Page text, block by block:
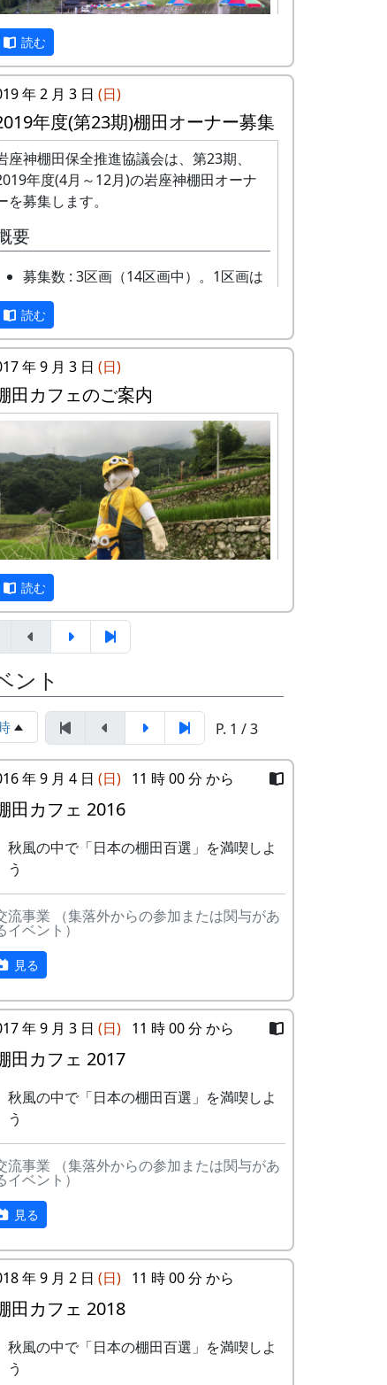
基のパラソルを設置。棚田の風景に似合
ますねえ。
黄金色に実った稲の他にも、蕎麦の華が満
開で見頃です。
客さんを案内する会長さん。
念撮影。
読む
年 2 月 3 日 (日)
年度(第23期)棚田オーナー募集
座神棚田保全推進協議会は、第23期、
年度(4月～12月)の岩座神棚田オーナ
を募集します。
要
募集数 : 3区画（14区画中）。1区画は
約100平方メートルです。
応募資格 : まじめに農業に取り組み、
自然とふれあう勇気をお持ちで、地域
になじめるかた。家族や団体でも結構
です。
年会費 : 1区画5万円です。
申込み期限 : 2019年3月15日。
選考 : 応募者が募集数を超えた場合
は、アンケート回答をもとに、当協議
会で書類選考させていただきます。
申込み方法 : 下記の申込み窓口に、電
話、FAXまたはメールでお申し込み下
さい（FAXまたはメールの場合は、郵
便番号、住所、氏名、電話番号を明記
して下さい）。 折り返し、詳しい内容
と「申し込みアンケート」をお送りい
たしますので、申し込みアンケートを
ご返送ください。
込み・お問合せの窓口
岩座神棚田保全推進協議会事務局
TEL & FAX: 9999-99-9999
携帯: 999-9999-9999
担当 : XX
成27年度棚田オーナー (2015-04-12
11:26:16)
岩座神棚田オーナーの特典
一から十までプロの指導を受け、減農
薬栽培の米づくりを体験できます。
収穫した米を全部お持ち帰りいただけ
ます。(100平方メートルの収穫収量は
玄米で約30キロです。) 清流の里、岩
座神地区のコシヒカリは特においしい
田すき、田ごしらえ、水管理、病害虫
対策(3回程度)、施肥、脱穀、乾燥、籾
すりなどは地元農家で担当します。
読む
年 9 月 3 日 (日)
田カフェのご案内
山子に守られた棚田も、今では、黄金色
色づいています。どんな景色になってい
かは、来て、見てのお楽しみ。秋風の中
「日本の棚田百選」の集落内を散策して
てください。蕎麦の花のつぼみもふくら
でいるかも、ですよ。
11:00 ～ 14:00
メニュー : 岩座神特産の「石垣茶」、
梅ジュース、リンゴジュースなどの飲
準備しています。
お買い物 : 地域特産品コーナー
主催 : 岩座神地域協議会
問い合せ : 会長 XXXX 999-9999-9999
読む
ント
P. 1 / 3
年 9 月 4 日 (日) 11 時 00 分 から
田カフェ 2016
秋風の中で「日本の棚田百選」を満喫しよ
う
流事業 （集落外からの参加または関与があ
イベント）
見る
年 9 月 3 日 (日) 11 時 00 分 から
田カフェ 2017
秋風の中で「日本の棚田百選」を満喫しよ
う
流事業 （集落外からの参加または関与があ
イベント）
見る
年 9 月 2 日 (日) 11 時 00 分 から
田カフェ 2018
秋風の中で「日本の棚田百選」を満喫しよ
う